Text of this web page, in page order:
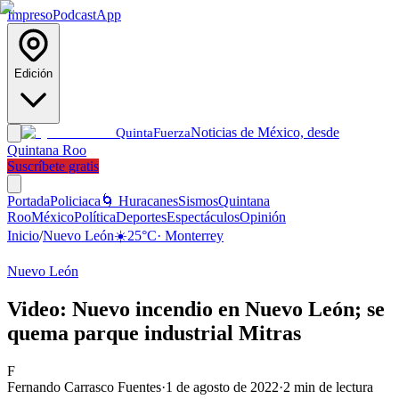
ImpresoPodcastApp
Edición
QuintaFuerzaNoticias de México, desde
Quintana Roo
Suscríbete gratis
PortadaPoliciaca 🌀 HuracanesSismosQuintana
RooMéxicoPolíticaDeportesEspectáculosOpinión
Inicio/Nuevo León☀️25°C· Monterrey
Nuevo León
Video: Nuevo incendio en Nuevo León; se
quema parque industrial Mitras
F
Fernando Carrasco Fuentes·1 de agosto de 2022·2 min de lectura